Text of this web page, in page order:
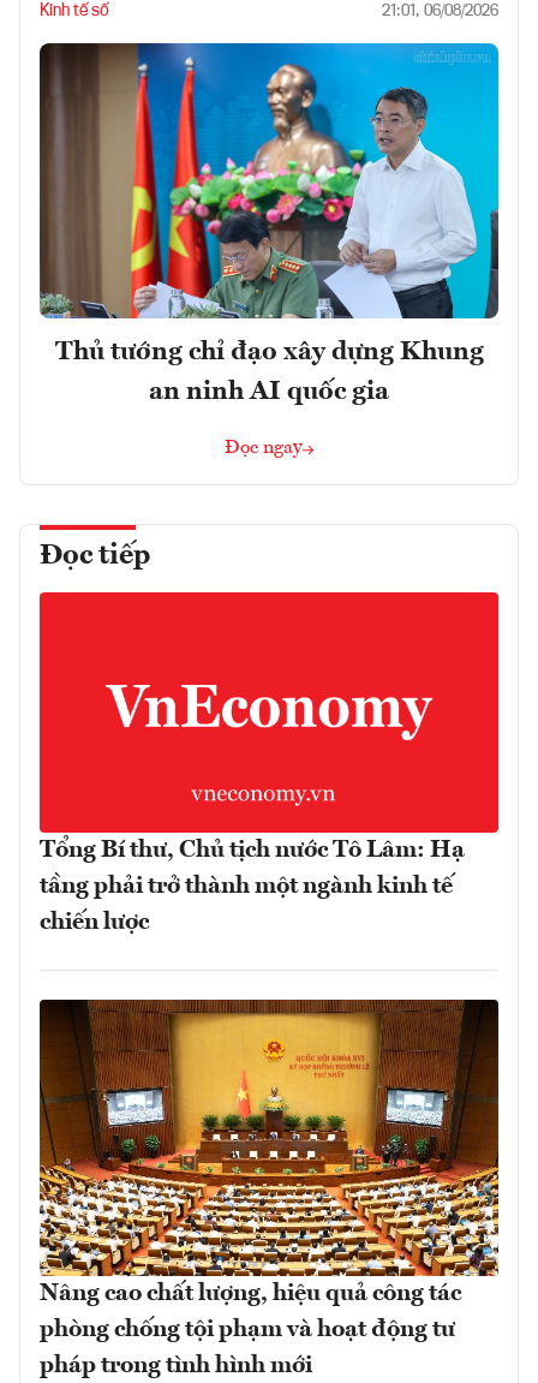
Kinh tế số 21:01, 06/08/2026
Thủ tướng chỉ đạo xây dựng Khung
an ninh AI quốc gia
Đọc ngay
Đọc tiếp
Tổng Bí thư, Chủ tịch nước Tô Lâm: Hạ
tầng phải trở thành một ngành kinh tế
chiến lược
Nâng cao chất lượng, hiệu quả công tác
phòng chống tội phạm và hoạt động tư
pháp trong tình hình mới